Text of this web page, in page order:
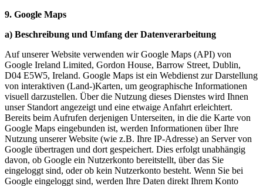
9. Google Maps
a) Beschreibung und Umfang der Datenverarbeitung
Auf unserer Website verwenden wir Google Maps (API) von
Google Ireland Limited, Gordon House, Barrow Street, Dublin,
D04 E5W5, Ireland. Google Maps ist ein Webdienst zur Darstellung
von interaktiven (Land-)Karten, um geographische Informationen
visuell darzustellen. Über die Nutzung dieses Dienstes wird Ihnen
unser Standort angezeigt und eine etwaige Anfahrt erleichtert.
Bereits beim Aufrufen derjenigen Unterseiten, in die die Karte von
Google Maps eingebunden ist, werden Informationen über Ihre
Nutzung unserer Website (wie z.B. Ihre IP-Adresse) an Server von
Google übertragen und dort gespeichert. Dies erfolgt unabhängig
davon, ob Google ein Nutzerkonto bereitstellt, über das Sie
eingeloggt sind, oder ob kein Nutzerkonto besteht. Wenn Sie bei
Google eingeloggt sind, werden Ihre Daten direkt Ihrem Konto